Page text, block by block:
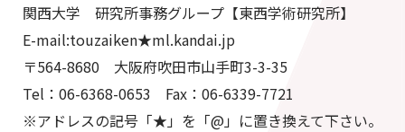
関西大学 研究所事務グループ【東西学術研究所】
E-mail:touzaiken★ml.kandai.jp
〒564-8680 大阪府吹田市山手町3-3-35
Tel：06-6368-0653 Fax：06-6339-7721
※アドレスの記号「★」を「@」に置き換えて下さい。